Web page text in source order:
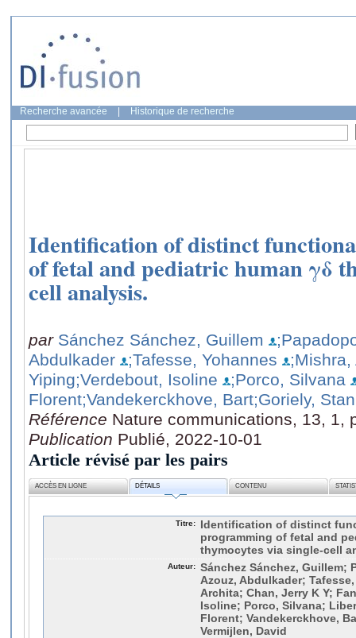
Recherche avancée Historique de recherche
Identification of distinct
of fetal and pediatric human γδ
cell analysis.
par Sánchez Sánchez, Guillem
Abdulkader
;Tafesse, Yohannes
;Mishra,
Yiping;Verdebout, Isoline
;Porco, Silvana
Florent;Vandekerckhove, Bart;Goriely,
Référence Nature communications, 13, 1,
Publication Publié, 2022-10-01
Article révisé par les pairs
ACCÈS EN LIGNE DÉTAILS CONTENU
Titre:
Identification of distinct
programming of fetal and
thymocytes via single-cell
Auteur: Sánchez Sánchez, Guillem;
Azouz, Abdulkader;
Archita; Chan, Jerry K Y;
Isoline; Porco, Silvana;
Florent; Vandekerckhove,
Vermijlen, David